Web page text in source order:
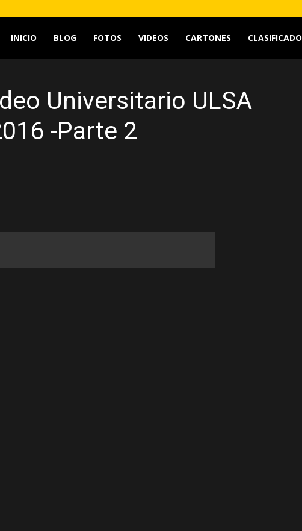
www.caballo.tv
INICIO BLOG FOTOS VIDEOS CARTONES CLASIFICADO
Universitario ULSA
-Parte 2